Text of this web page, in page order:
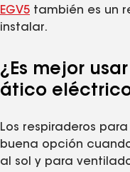
EGV5 también es un
instalar.
¿Es mejor
ático
Los respiraderos
buena opción
al sol y para